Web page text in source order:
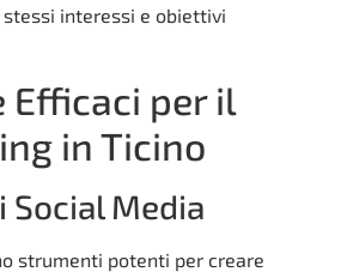
interessi e obiettivi
Efficaci per il
in Ticino
Social Media
strumenti potenti per creare